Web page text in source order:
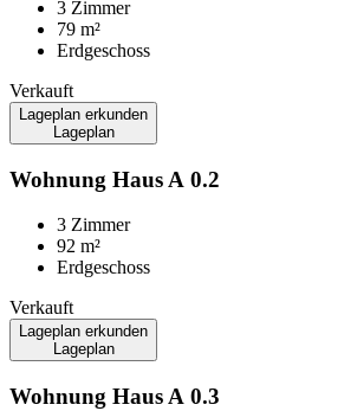
3 Zimmer
79 m²
Erdgeschoss
Verkauft
Lageplan erkunden
Lageplan
Wohnung Haus A 0.2
3 Zimmer
92 m²
Erdgeschoss
Verkauft
Lageplan erkunden
Lageplan
Wohnung Haus A 0.3